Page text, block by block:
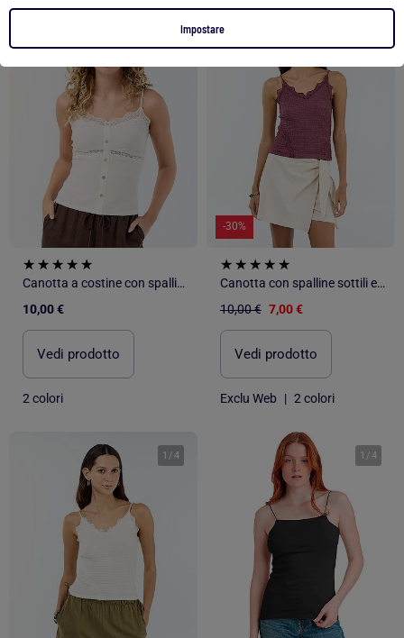
Impostare
Canotta a costine con spalline
10,00 €
Vedi prodotto
2 colori
-30%
Canotta con spalline sottili e pizzo
10,00 € 7,00 €
Vedi prodotto
Exclu Web | 2 colori
1 /4 1 /4